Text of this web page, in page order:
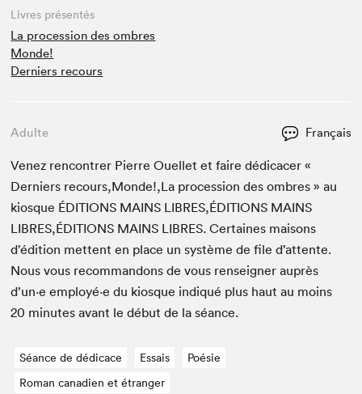
Livres présentés
La procession des ombres
Monde!
Derniers recours
Adulte Français
Venez ren­con­tr­er Pierre Ouel­let et faire dédi­cac­er «
Derniers recours,Monde!,La pro­ces­sion des ombres » au
kiosque ÉDI­TIONS MAINS LIBRES,ÉDITIONS MAINS
LIBRES,ÉDITIONS MAINS LIBRES. Cer­taines maisons
d’édi­tion met­tent en place un sys­tème de file d’at­tente.
Nous vous recom­man­dons de vous ren­seign­er auprès
d’un·e employé·e du kiosque indiqué plus haut au moins
20 min­utes avant le début de la séance.
Séance de dédicace Essais
Poésie
Roman canadien et étranger